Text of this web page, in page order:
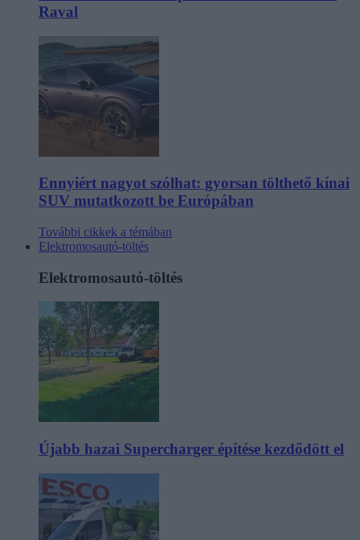
Raval
Ennyiért nagyot szólhat: gyorsan tölthető kínai
SUV mutatkozott be Európában
További cikkek a témában
Elektromosautó-töltés
Elektromosautó-töltés
Újabb hazai Supercharger építése kezdődött el